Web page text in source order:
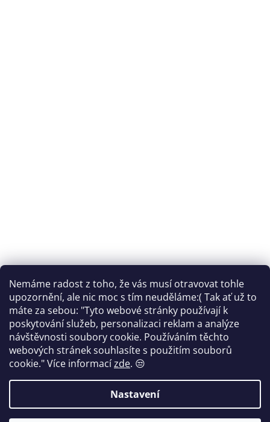
Nemáme radost z toho, že vás musí otravovat tohle
upozornění, ale nic moc s tím neuděláme:( Tak ať už to
máte za sebou: "Tyto webové stránky používají k
poskytování služeb, personalizaci reklam a analýze
návštěvnosti soubory cookie. Používáním těchto
webových stránek souhlasíte s použitím souborů
cookie."Více informacízde. 😒
Nastavení
Sledovat na Instagramu
Facebook